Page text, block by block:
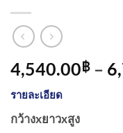
4,540.00฿ –
รายละเอียด
กว้างxยาวxสูง